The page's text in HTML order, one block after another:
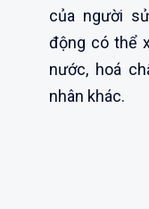
của người
động có thể
nước, hoá
nhân khác.